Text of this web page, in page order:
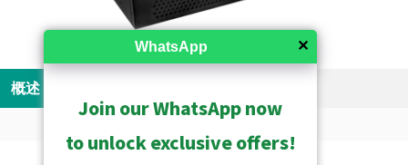
概述
✕
WhatsApp
Join our WhatsApp now
to unlock exclusive offers!